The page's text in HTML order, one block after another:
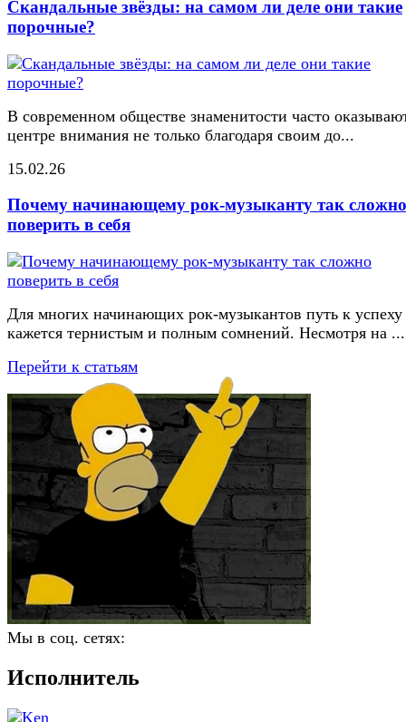
Скандальные звёзды: на самом ли деле они такие
порочные?
В современном обществе знаменитости часто
центре внимания не только благодаря своим до...
15.02.26
Почему начинающему рок-музыканту так сложно
поверить в себя
Для многих начинающих рок-музыкантов путь к успеху
кажется тернистым и полным сомнений. Несмотря на ...
Перейти к статьям
Мы в соц. сетях:
Исполнитель